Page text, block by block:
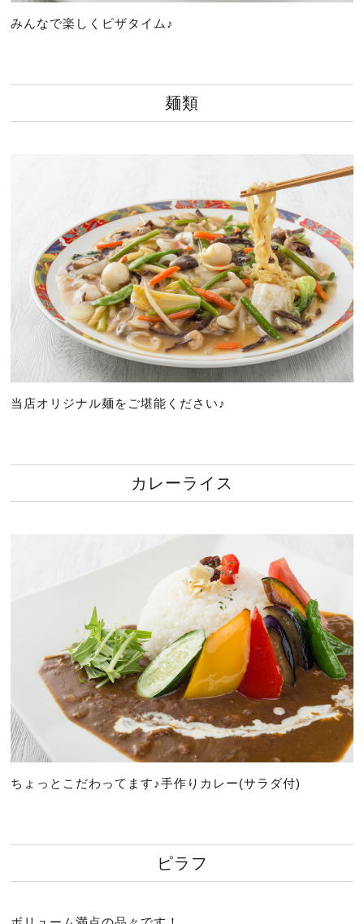
みんなで楽しくピザタイム♪
麺類
当店オリジナル麺をご堪能ください♪
カレーライス
ちょっとこだわってます♪手作りカレー(サラダ付)
ピラフ